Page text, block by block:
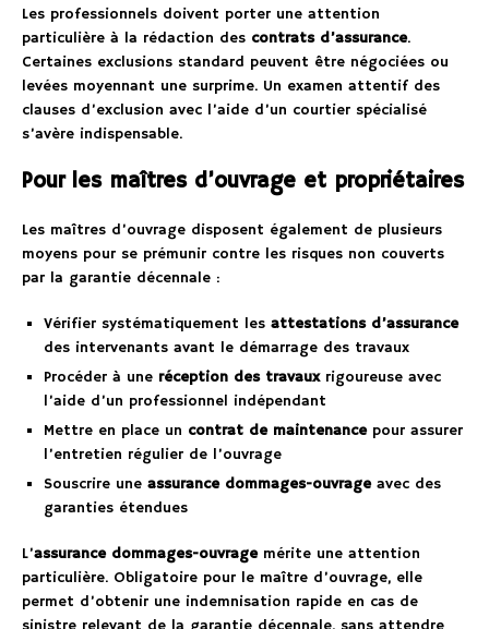
Les professionnels doivent porter une attention
particulière à la rédaction des contrats d’assurance.
Certaines exclusions standard peuvent être négociées ou
levées moyennant une surprime. Un examen attentif des
clauses d’exclusion avec l’aide d’un courtier spécialisé
s’avère indispensable.
Pour les maîtres d’ouvrage et propriétaires
Les maîtres d’ouvrage disposent également de plusieurs
moyens pour se prémunir contre les risques non couverts
par la garantie décennale :
Vérifier systématiquement les attestations d’assurance
des intervenants avant le démarrage des travaux
Procéder à une réception des travauxrigoureuse avec
l’aide d’un professionnel indépendant
Mettre en place un contrat de maintenancepour assurer
l’entretien régulier de l’ouvrage
Souscrire une assurance dommages-ouvrageavec des
garanties étendues
L’assurance dommages-ouvragemérite une attention
particulière. Obligatoire pour le maître d’ouvrage, elle
permet d’obtenir une indemnisation rapide en cas de